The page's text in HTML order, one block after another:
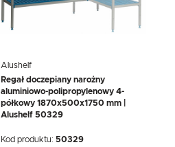
Alushelf
Regał doczepiany narożny
aluminiowo-polipropylenowy 4-
półkowy 1870x500x1750 mm |
Alushelf 50329
Kod produktu:50329